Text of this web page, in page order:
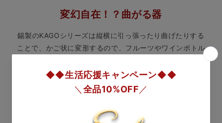
変幻自在！？曲がる器
錫製のKAGOシリーズは縦横に引っ張ったり曲げたりする
ことで、かご状に変形するので、フルーツやワインボトル
大人気のすずがみは、職人が一つ一つ丁寧に叩いて作られ
ています。